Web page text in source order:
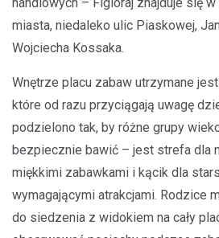
miasta, niedaleko ulic Piaskowej,
Wojciecha Kossaka.
Wnętrze placu zabaw utrzymane
które od razu przyciągają uwagę
podzielono tak, by różne grupy
bezpiecznie bawić – jest strefa dla
miękkimi zabawkami i kącik dla
wymagającymi atrakcjami. Rodzice
do siedzenia z widokiem na cały